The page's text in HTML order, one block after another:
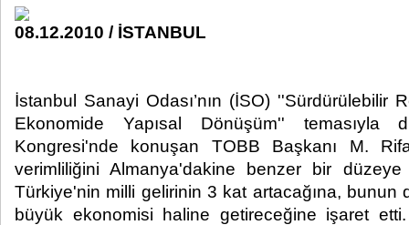
08.12.2010 / İSTANBUL
İstanbul Sanayi Odası’nın (İSO) ''Sürdürülebilir
Ekonomide Yapısal Dönüşüm'' temasıyla
Kongresi'nde konuşan TOBB Başkanı M.
verimliliğini Almanya'dakine benzer bir düzeye
Türkiye'nin milli gelirinin 3 kat artacağına, bunun
büyük ekonomisi haline getireceğine işaret